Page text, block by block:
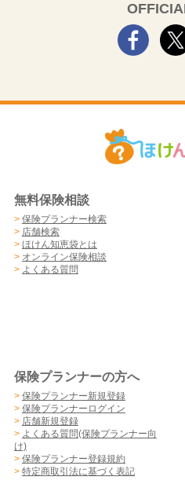
無料保険相談
> 保険プランナー検索
> 店舗検索
> ほけん知恵袋とは
> オンライン保険相談
> よくある質問
保険プランナーの方へ
> 保険プランナー新規登録
> 保険プランナーログイン
> 店舗新規登録
> よくある質問(保険プランナー向
け)
> 保険プランナー登録規約
> 特定商取引法に基づく表記